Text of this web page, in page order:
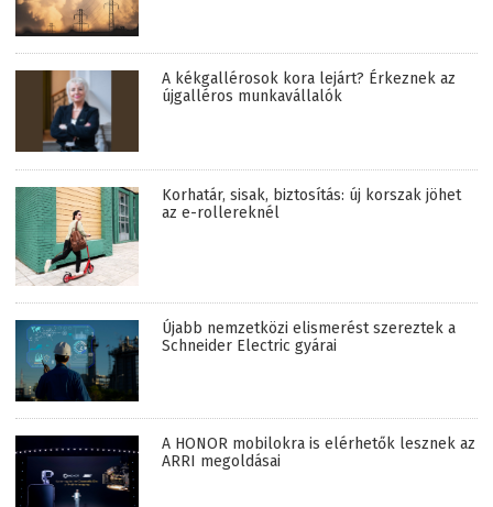
A kékgallérosok kora lejárt? Érkeznek az
újgalléros munkavállalók
Korhatár, sisak, biztosítás: új korszak jöhet
az e-rollereknél
Újabb nemzetközi elismerést szereztek a
Schneider Electric gyárai
A HONOR mobilokra is elérhetők lesznek az
ARRI megoldásai